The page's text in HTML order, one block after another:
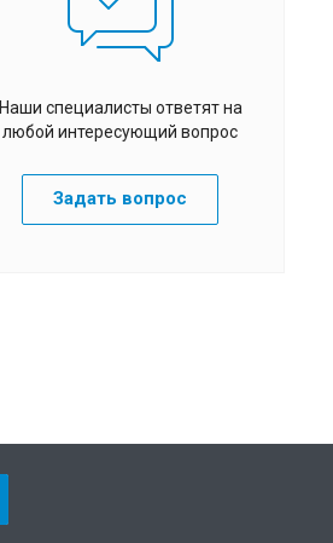
Наши специалисты ответят на
любой интересующий вопрос
Задать вопрос